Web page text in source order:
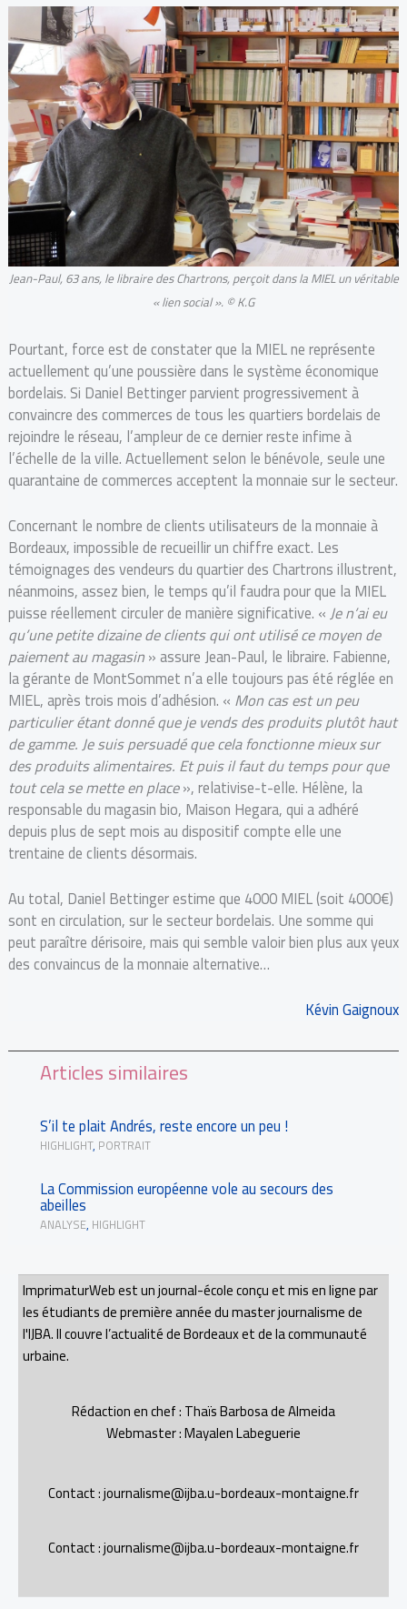
Jean-Paul, 63 ans, le libraire des Chartrons, perçoit dans la MIEL un véritable
« lien social ». © K.G
Pourtant, force est de constater que la MIEL ne représente
actuellement qu’une poussière dans le système économique
bordelais. Si Daniel Bettinger parvient progressivement à
convaincre des commerces de tous les quartiers bordelais de
rejoindre le réseau, l’ampleur de ce dernier reste infime à
l’échelle de la ville. Actuellement selon le bénévole, seule une
quarantaine de commerces acceptent la monnaie sur le secteur.
Concernant le nombre de clients utilisateurs de la monnaie à
Bordeaux, impossible de recueillir un chiffre exact. Les
témoignages des vendeurs du quartier des Chartrons illustrent,
néanmoins, assez bien, le temps qu’il faudra pour que la MIEL
puisse réellement circuler de manière significative. «Je n’ai eu
qu’une petite dizaine de clients qui ont utilisé ce moyen de
paiement au magasin» assure Jean-Paul, le libraire. Fabienne,
la gérante de MontSommet n’a elle toujours pas été réglée en
MIEL, après trois mois d’adhésion. « Mon cas est un peu
particulier étant donné que je vends des produits plutôt haut
de gamme. Je suis persuadé que cela fonctionne mieux sur
des produits alimentaires. Et puis il faut du temps pour que
tout cela se mette en place», relativise-t-elle. Hélène, la
responsable du magasin bio, Maison Hegara, qui a adhéré
depuis plus de sept mois au dispositif compte elle une
trentaine de clients désormais.
Au total, Daniel Bettinger estime que 4000 MIEL (soit 4000€)
sont en circulation, sur le secteur bordelais. Une somme qui
peut paraître dérisoire, mais qui semble valoir bien plus aux yeux
des convaincus de la monnaie alternative…
Kévin Gaignoux
Articles similaires
S’il te plait Andrés, reste encore un peu !
HIGHLIGHT, PORTRAIT
La Commission européenne vole au secours des
abeilles
ANALYSE, HIGHLIGHT
ImprimaturWeb est un journal-école conçu et mis en ligne par
les étudiants de première année du master journalisme de
l'IJBA. Il couvre l’actualité de Bordeaux et de la communauté
urbaine.
Rédaction en chef : Thaïs Barbosa de Almeida
Webmaster : Mayalen Labeguerie
Contact : journalisme@ijba.u-bordeaux-montaigne.fr
Contact : journalisme@ijba.u-bordeaux-montaigne.fr